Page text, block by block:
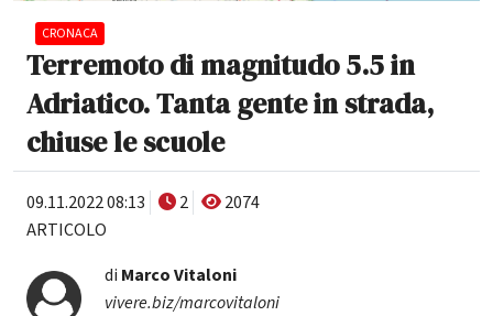
CRONACA
Terremoto di magnitudo 5.5 in
Adriatico. Tanta gente in strada,
chiuse le scuole
09.11.2022 08:13 2
2074
ARTICOLO
di Marco Vitaloni
vivere.biz/marcovitaloni